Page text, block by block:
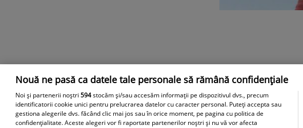
Parteneri
Nouă ne pasă ca datele tale personale să rămână confidențiale
Noi și partenerii noștri 594stocăm și/sau accesăm informații pe dispozitivul dvs., precum
identificatorii cookie unici pentru prelucrarea datelor cu caracter personal. Puteți accepta sau
gestiona alegerile dvs. făcând clic mai jos sau în orice moment, pe pagina cu politica de
confidențialitate. Aceste alegeri vor fi raportate partenerilor noștri și nu vă vor afecta